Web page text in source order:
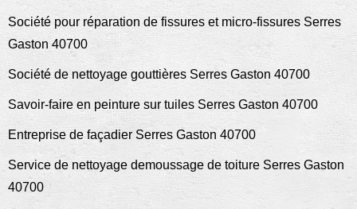
Société pour réparation de fissures et micro-fissures Serres
Gaston 40700
Société de nettoyage gouttières Serres Gaston 40700
Savoir-faire en peinture sur tuiles Serres Gaston 40700
Entreprise de façadier Serres Gaston 40700
Service de nettoyage demoussage de toiture Serres Gaston
40700